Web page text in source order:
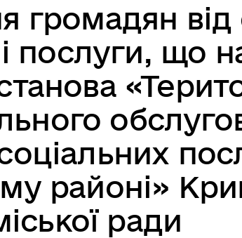
громадян від
послуги, що
районі»
ради